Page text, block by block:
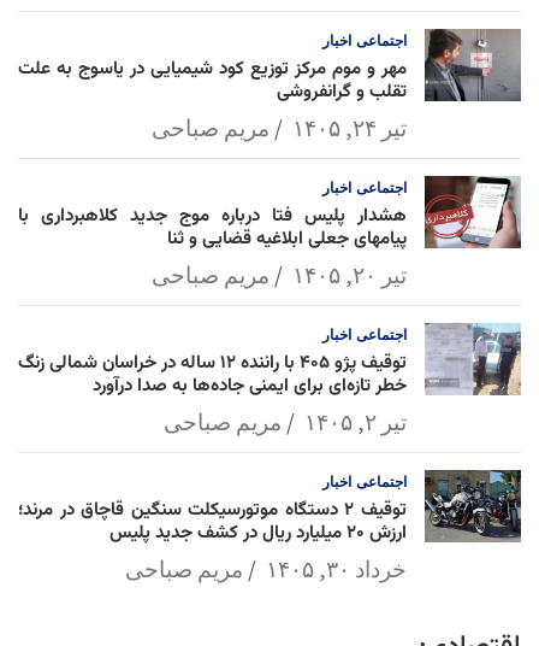
p
k
l
اجتماعی اخبار
مهر و موم مرکز توزیع کود شیمیایی در یاسوج به علت
تقلب و گرانفروشی
تیر ۲۴, ۱۴۰۵ مریم صباحی
اجتماعی اخبار
هشدار پلیس فتا درباره موج جدید کلاهبرداری با
پیامهای جعلی ابلاغیه قضایی و ثنا
تیر ۲۰, ۱۴۰۵ مریم صباحی
اجتماعی اخبار
توقیف پژو ۴۰۵ با راننده ۱۲ ساله در خراسان شمالی زنگ
خطر تازه‌ای برای ایمنی جاده‌ها به صدا درآورد
تیر ۲, ۱۴۰۵ مریم صباحی
اجتماعی اخبار
توقیف ۲ دستگاه موتورسیکلت سنگین قاچاق در مرند؛
ارزش ۲۰ میلیارد ریال در کشف جدید پلیس
خرداد ۳۰, ۱۴۰۵ مریم صباحی